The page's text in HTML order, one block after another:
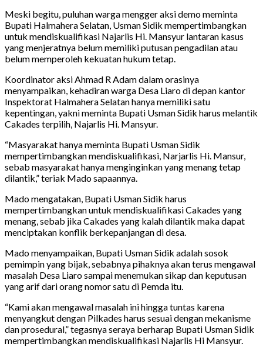
Meski begitu, puluhan warga mengger aksi demo meminta
Bupati Halmahera Selatan, Usman Sidik mempertimbangkan
untuk mendiskualifikasi Najarlis Hi. Mansyur lantaran kasus
yang menjeratnya belum memiliki putusan pengadilan atau
belum memperoleh kekuatan hukum tetap.
Koordinator aksi Ahmad R Adam dalam orasinya
menyampaikan, kehadiran warga Desa Liaro di depan kantor
Inspektorat Halmahera Selatan hanya memiliki satu
kepentingan, yakni meminta Bupati Usman Sidik harus melantik
Cakades terpilih, Najarlis Hi. Mansyur.
“Masyarakat hanya meminta Bupati Usman Sidik
mempertimbangkan mendiskualifikasi, Narjarlis Hi. Mansur,
sebab masyarakat hanya menginginkan yang menang tetap
dilantik,” teriak Mado sapaannya.
Mado mengatakan, Bupati Usman Sidik harus
mempertimbangkan untuk mendiskualifikasi Cakades yang
menang, sebab jika Cakades yang kalah dilantik maka dapat
menciptakan konflik berkepanjangan di desa.
Mado menyampaikan, Bupati Usman Sidik adalah sosok
pemimpin yang bijak, sebabnya pihaknya akan terus mengawal
masalah Desa Liaro sampai menemukan sikap dan keputusan
yang arif dari orang nomor satu di Pemda itu.
“Kami akan mengawal masalah ini hingga tuntas karena
menyangkut dengan Pilkades harus sesuai dengan mekanisme
dan prosedural,” tegasnya seraya berharap Bupati Usman Sidik
mempertimbangkan mendiskualifikasi Najarlis Hi Mansyur.